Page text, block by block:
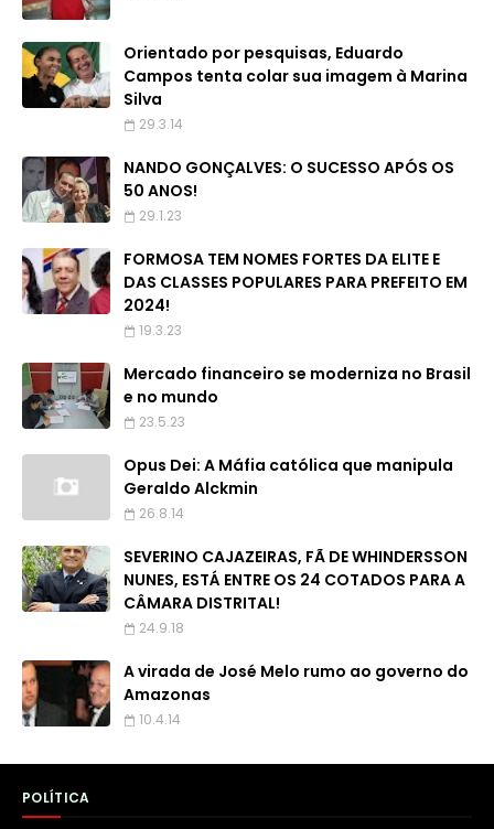
Orientado por pesquisas, Eduardo
Campos tenta colar sua imagem à Marina
Silva
29.3.14
NANDO GONÇALVES: O SUCESSO APÓS OS
50 ANOS!
29.1.23
FORMOSA TEM NOMES FORTES DA ELITE E
DAS CLASSES POPULARES PARA PREFEITO EM
2024!
19.3.23
Mercado financeiro se moderniza no Brasil
e no mundo
23.5.23
Opus Dei: A Máfia católica que manipula
Geraldo Alckmin
26.8.14
SEVERINO CAJAZEIRAS, FÃ DE WHINDERSSON
NUNES, ESTÁ ENTRE OS 24 COTADOS PARA A
CÂMARA DISTRITAL!
24.9.18
A virada de José Melo rumo ao governo do
Amazonas
10.4.14
POLÍTICA